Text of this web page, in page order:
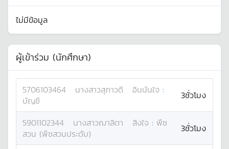
ไม่มีข้อมูล
ผู้เข้าร่วม (นักศึกษา)
5706103464 นางสาวสุภาวดี อินนันใจ :
บัญชี
3ชั่วโมง
5901102344 นางสาวฌาลิตา สิงใจ : พืช
สวน (พืชสวนประดับ)
3ชั่วโมง